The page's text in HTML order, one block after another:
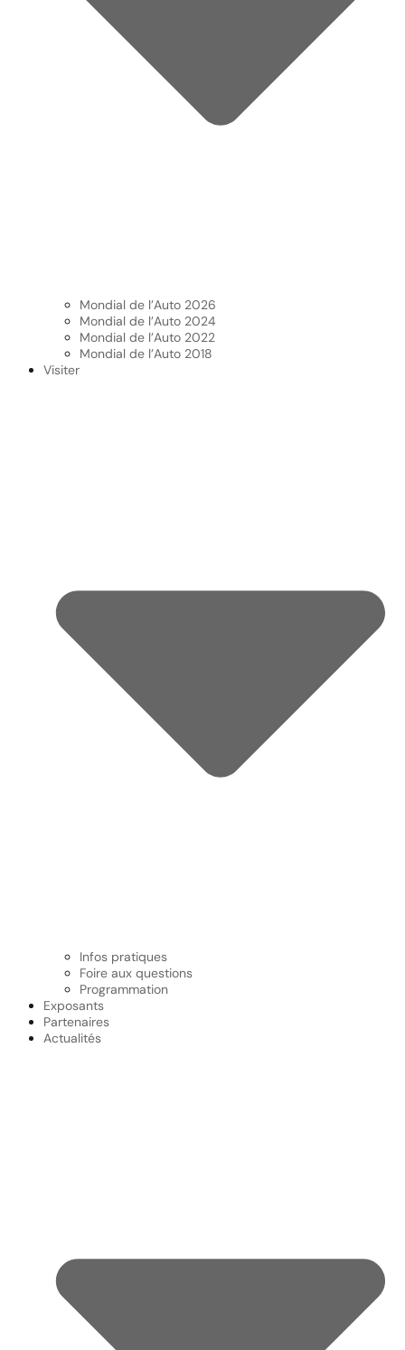
Mondial de l’Auto 2026
Mondial de l’Auto 2024
Mondial de l’Auto 2022
Mondial de l’Auto 2018
Visiter
Infos pratiques
Foire aux questions
Programmation
Exposants
Partenaires
Actualités